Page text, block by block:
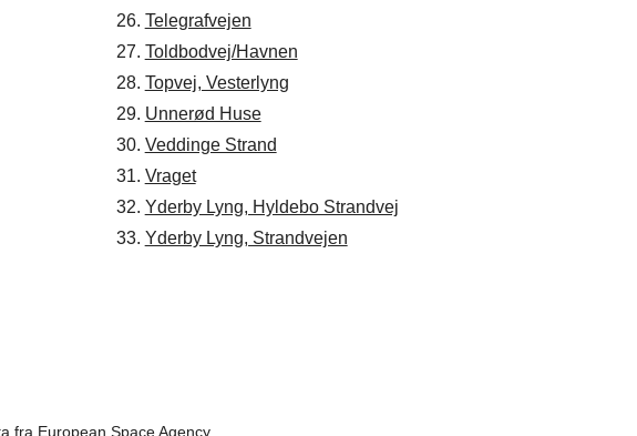
26. Telegrafvejen
27. Toldbodvej/Havnen
28. Topvej, Vesterlyng
29. Unnerød Huse
30. Veddinge Strand
31. Vraget
32. Yderby Lyng, Hyldebo Strandvej
33. Yderby Lyng, Strandvejen
fra European Space Agency.